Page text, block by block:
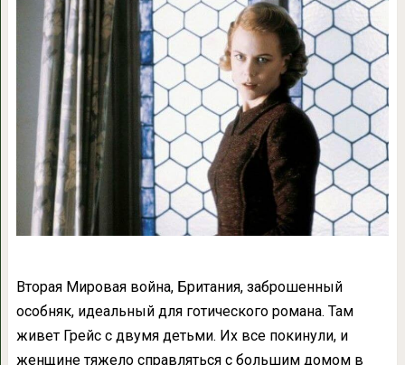
Вторая Мировая война, Британия, заброшенный
особняк, идеальный для готического романа. Там
живет Грейс с двумя детьми. Их все покинули, и
женщине тяжело справляться с большим домом в